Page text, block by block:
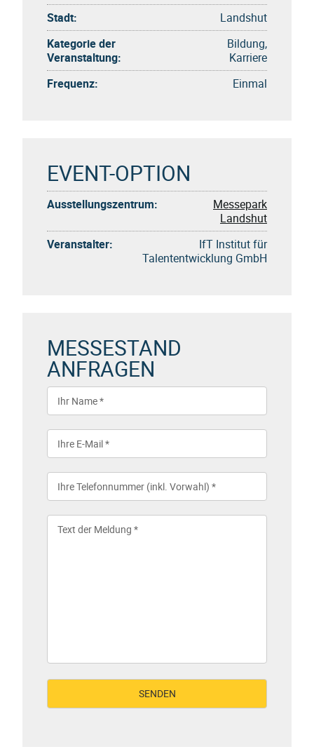
Stadt:
Landshut
Kategorie der
Veranstaltung:
Bildung,
Karriere
Frequenz:
Einmal
EVENT-OPTION
Ausstellungszentrum:
Messepark
Landshut
Veranstalter:
IfT Institut für
Talententwicklung GmbH
MESSESTAND
ANFRAGEN